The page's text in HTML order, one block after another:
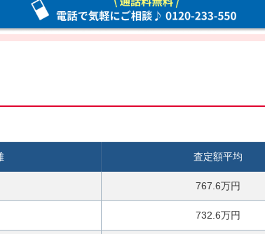
査定額平均
767.6万円
732.6万円